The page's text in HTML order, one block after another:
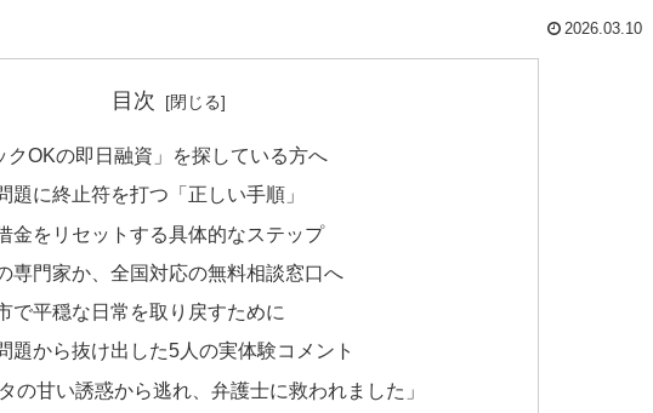
2026.03.10
目次
クOKの即日融資」を探している方へ
題に終止符を打つ「正しい手順」
金をリセットする具体的なステップ
専門家か、全国対応の無料相談窓口へ
で平穏な日常を取り戻すために
題から抜け出した5人の実体験コメント
の甘い誘惑から逃れ、弁護士に救われました」